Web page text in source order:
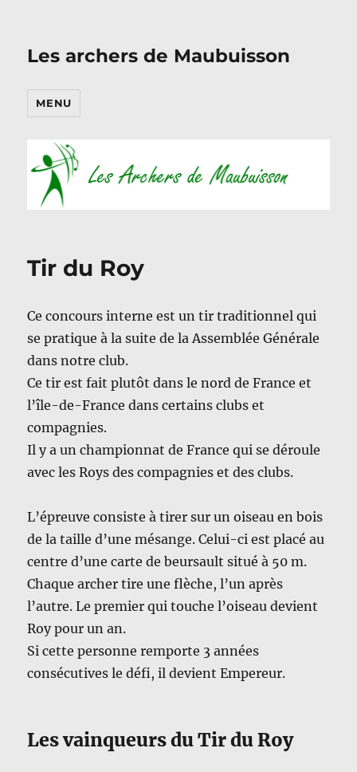
Les archers de Maubuisson
MENU
Tir du Roy
Ce concours interne est un tir traditionnel qui
se pratique à la suite de la Assemblée Générale
dans notre club.
Ce tir est fait plutôt dans le nord de France et
l’île-de-France dans certains clubs et
compagnies.
Il y a un championnat de France qui se déroule
avec les Roys des compagnies et des clubs.
L’épreuve consiste à tirer sur un oiseau en bois
de la taille d’une mésange. Celui-ci est placé au
centre d’une carte de beursault situé à 50 m.
Chaque archer tire une flèche, l’un après
l’autre. Le premier qui touche l’oiseau devient
Roy pour un an.
Si cette personne remporte 3 années
consécutives le défi, il devient Empereur.
Les vainqueurs du Tir du Roy